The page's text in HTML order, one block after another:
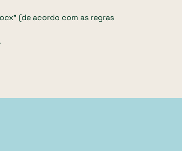
(de acordo com as regras